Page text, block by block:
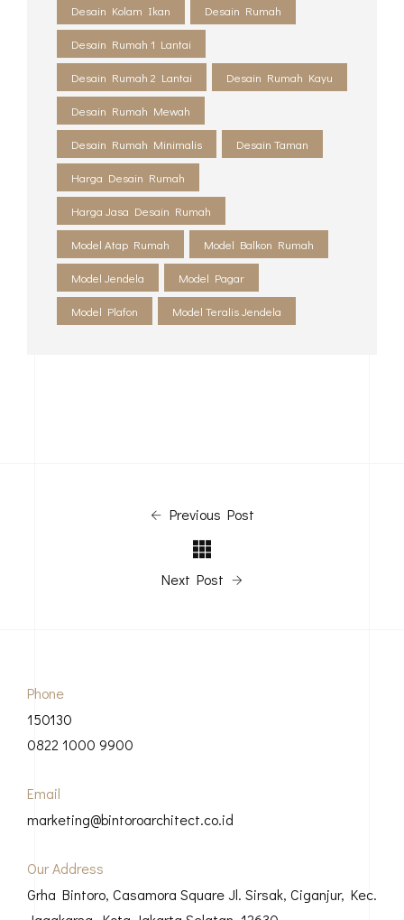
Desain Kolam Ikan Desain Rumah
Desain Rumah 1 Lantai
Desain Rumah 2 Lantai Desain Rumah Kayu
Desain Rumah Mewah
Desain Rumah Minimalis Desain Taman
Harga Desain Rumah
Harga Jasa Desain Rumah
Model Atap Rumah Model Balkon Rumah
Model Jendela Model Pagar
Model Plafon Model Teralis Jendela
Previous Post
Next Post
Phone
150130
0822 1000 9900
Email
marketing@bintoroarchitect.co.id
Our Address
Grha Bintoro, Casamora Square Jl. Sirsak, Ciganjur, Kec.